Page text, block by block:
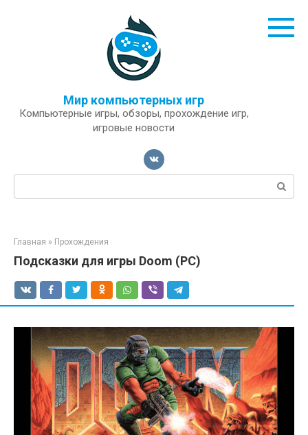
Мир компьютерных игр
Компьютерные игры, обзоры, прохождение игр,
игровые новости
Поиск:
Главная » Прохождения
Подсказки для игры Doom (PC)